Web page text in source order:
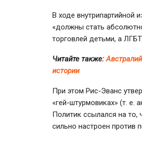
В ходе внутрипартийной
«должны стать
торговлей детьми, а
Читайте также:
истории
При этом Рис-Эванс
«гей-штурмовиках» (т. е.
Политик ссылался на то,
сильно настроен против